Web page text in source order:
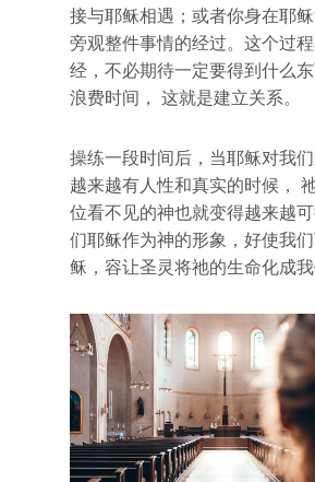
接与耶稣相遇；或者你身在耶稣
旁观整件事情的经过。这个过
经，不必期待一定要得到什么
浪费时间， 这就是建立关系。
操练一段时间后，当耶稣对我
越来越有人性和真实的时候，
位看不见的神也就变得越来越
们耶稣作为神的形象，好使我
稣，容让圣灵将祂的生命化成我